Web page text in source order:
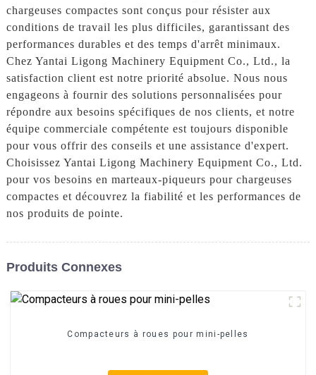
chargeuses compactes sont conçus pour résister aux
conditions de travail les plus difficiles, garantissant des
performances durables et des temps d'arrêt minimaux.
Chez Yantai Ligong Machinery Equipment Co., Ltd., la
satisfaction client est notre priorité absolue. Nous nous
engageons à fournir des solutions personnalisées pour
répondre aux besoins spécifiques de nos clients, et notre
équipe commerciale compétente est toujours disponible
pour vous offrir des conseils et une assistance d'expert.
Choisissez Yantai Ligong Machinery Equipment Co., Ltd.
pour vos besoins en marteaux-piqueurs pour chargeuses
compactes et découvrez la fiabilité et les performances de
nos produits de pointe.
Produits Connexes
Compacteurs à roues pour mini-pelles